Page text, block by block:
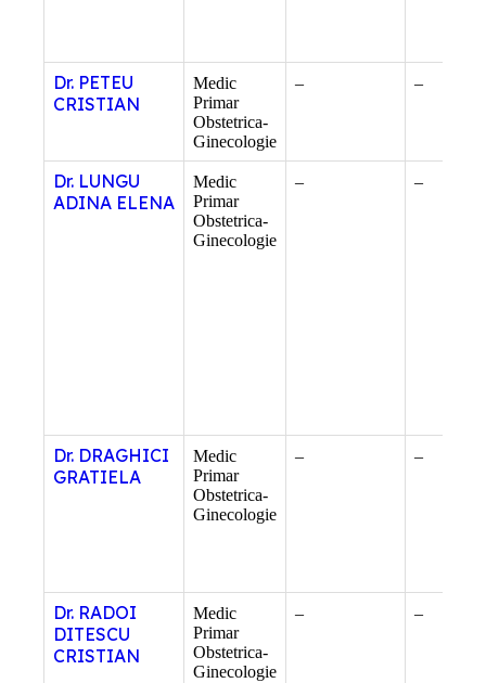
Dr. PETEU
CRISTIAN
Medic
Primar
Obstetrica-
Ginecologie
– –
Dr. LUNGU
ADINA ELENA
Medic
Primar
Obstetrica-
Ginecologie
– –
Dr. DRAGHICI
GRATIELA
Medic
Primar
Obstetrica-
Ginecologie
– –
Dr. RADOI
DITESCU
CRISTIAN
Medic
Primar
Obstetrica-
Ginecologie
– –